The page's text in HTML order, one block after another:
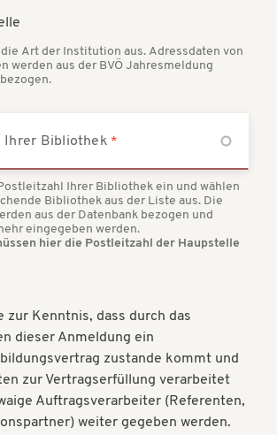
die Art der Institution aus. Adressdaten von
werden aus der BVÖ Jahresmeldung
Ihrer Bibliothek
Ihrer Bibliothek ein und wählen
Bibliothek aus der Liste aus. Die
aus der Datenbank bezogen und
eingegeben werden.
hier die Postleitzahl der Haupstelle
zur Kenntnis, dass durch das
dieser Anmeldung ein
zustande kommt und
zur Vertragserfüllung verarbeitet
Auftragsverarbeiter (Referenten,
weiter gegeben werden.